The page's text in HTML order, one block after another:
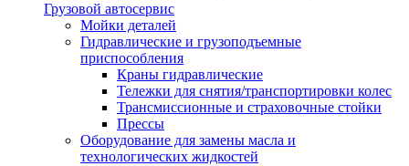
Грузовой автосервис
Мойки деталей
Гидравлические и грузоподъемные
приспособления
Краны гидравлические
Тележки для снятия/транспортировки колес
Трансмиссионные и страховочные стойки
Прессы
Оборудование для замены масла и
технологических жидкостей